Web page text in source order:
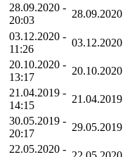
28.09.2020 -
20:03
28.09.2020
03.12.2020 -
11:26
03.12.2020
20.10.2020 -
13:17
20.10.2020
21.04.2019 -
14:15
21.04.2019
30.05.2019 -
20:17
29.05.2019
22.05.2020 -